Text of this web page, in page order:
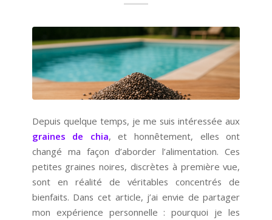
Depuis quelque temps, je me suis intéressée aux
graines de chia, et honnêtement, elles ont
changé ma façon d’aborder l’alimentation. Ces
petites graines noires, discrètes à première vue,
sont en réalité de véritables concentrés de
bienfaits. Dans cet article, j’ai envie de partager
mon expérience personnelle : pourquoi je les